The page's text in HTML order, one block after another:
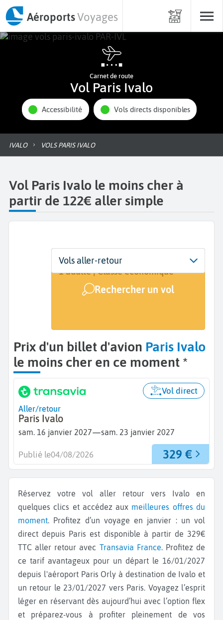
AéroportsVoyages
Carnet de route
Vol Paris Ivalo
Accessibilité Vols directs disponibles
IVALO VOLS PARIS IVALO
Vol Paris Ivalo le moins cher à
partir de 122€ aller simple
Départ
Paris (PAR)
Dates
16 janv. - 23 janv.
Voyageurs | Classe
1 adulte | Classe économique
Rechercher un vol
Vols aller-retour
Prix d'un billet d'avion Paris Ivalo
le moins cher en ce moment *
Aller/retour
Paris Ivalo
sam. 16 janvier 2027—sam. 23 janvier 2027
Vol direct
329 €
Publié le04/08/2026
Réservez votre vol aller retour vers Ivalo en
quelques clics et accédez aux meilleures offres du
moment. Profitez d’un voyage en janvier : un vol
direct depuis Paris est disponible à partir de 329€
TTC aller retour avec Transavia France. Profitez de
ce tarif avantageux pour un départ le 16/01/2027
depuis l'aéroport Paris Orly à destination de Ivalo et
un retour le 23/01/2027 vers Paris. Voyagez l’esprit
léger en réservant dès aujourd’hui avec l’option flex
et préparez-vous à profiter pleinement de vos